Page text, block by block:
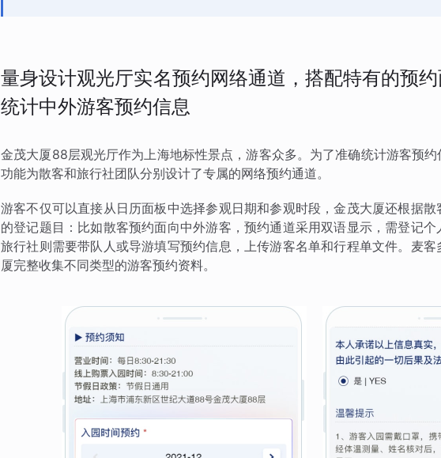
量身设计观光厅实名预约网络通道，搭配特有的预
统计中外游客预约信息
金茂大厦88层观光厅作为上海地标性景点，游客众多。为了准确统计游客预
功能为散客和旅行社团队分别设计了专属的网络预约通道。
游客不仅可以直接从日历面板中选择参观日期和参观时段，金茂大厦还根据
的登记题目：比如散客预约面向中外游客，预约通道采用双语显示，需登记个
旅行社则需要带队人或导游填写预约信息，上传游客名单和行程单文件。麦
厦完整收集不同类型的游客预约资料。